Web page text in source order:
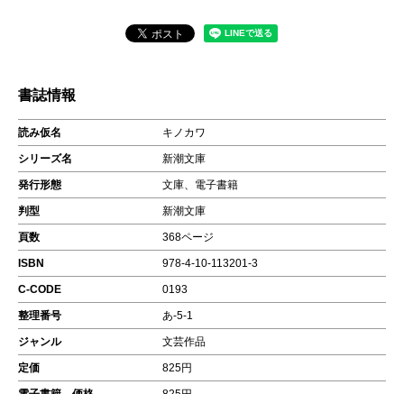
書誌情報
読み仮名 キノカワ
シリーズ名 新潮文庫
発行形態 文庫、電子書籍
判型 新潮文庫
頁数 368ページ
ISBN 978-4-10-113201-3
C-CODE 0193
整理番号 あ-5-1
ジャンル 文芸作品
定価 825円